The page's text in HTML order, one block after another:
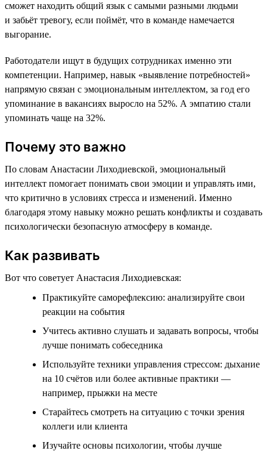
сможет находить общий язык с самыми разными людьми
и забьёт тревогу, если поймёт, что в команде намечается
выгорание.
Работодатели ищут в будущих сотрудниках именно эти
компетенции. Например, навык «выявление потребностей»
напрямую связан с эмоциональным интеллектом, за год его
упоминание в вакансиях выросло на 52%. А эмпатию стали
упоминать чаще на 32%.
Почему это важно
По словам Анастасии Лиходиевской, эмоциональный
интеллект помогает понимать свои эмоции и управлять ими,
что критично в условиях стресса и изменений. Именно
благодаря этому навыку можно решать конфликты и создавать
психологически безопасную атмосферу в команде.
Как развивать
Вот что советует Анастасия Лиходиевская:
Практикуйте саморефлексию: анализируйте свои
реакции на события
Учитесь активно слушать и задавать вопросы, чтобы
лучше понимать собеседника
Используйте техники управления стрессом: дыхание
на 10 счётов или более активные практики —
например, прыжки на месте
Старайтесь смотреть на ситуацию с точки зрения
коллеги или клиента
Изучайте основы психологии, чтобы лучше